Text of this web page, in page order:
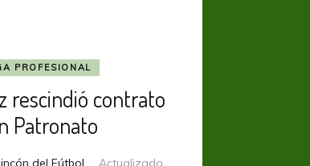
PROFESIONAL
rescindió contrato
Patronato
del Fútbol
Actualizado